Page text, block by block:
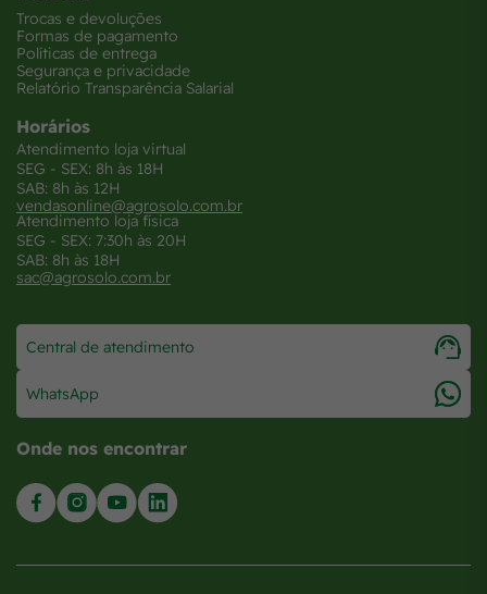
Trocas e devoluções
Formas de pagamento
Políticas de entrega
Segurança e privacidade
Relatório Transparência Salarial
Horários
Atendimento loja virtual
SEG - SEX: 8h às 18H
SAB: 8h às 12H
vendasonline@agrosolo.com.br
Atendimento loja física
SEG - SEX: 7:30h às 20H
SAB: 8h às 18H
sac@agrosolo.com.br
Central de atendimento
WhatsApp
Onde nos encontrar